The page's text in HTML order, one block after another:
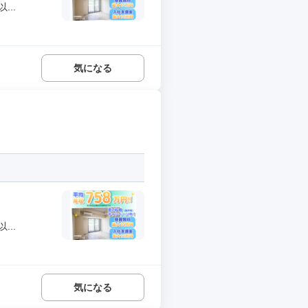
...
気になる
...
気になる